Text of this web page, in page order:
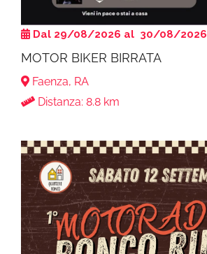
Dal 29/08/2026 al 30/08/2026
MOTOR BIKER BIRRATA
Faenza, RA
Distanza: 8.8 km